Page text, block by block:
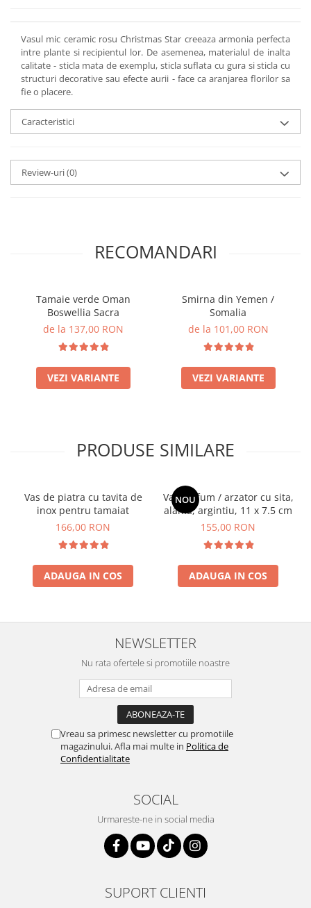
Vasul mic ceramic rosu Christmas Star creeaza armonia perfecta
intre plante si recipientul lor. De asemenea, materialul de inalta
calitate - sticla mata de exemplu, sticla suflata cu gura si sticla cu
structuri decorative sau efecte aurii - face ca aranjarea florilor sa
fie o placere.
Caracteristici
Review-uri(0)
RECOMANDARI
Tamaie verde Oman
Boswellia Sacra
de la 137,00 RON
VEZI VARIANTE
Smirna din Yemen /
Somalia
de la 101,00 RON
VEZI VARIANTE
PRODUSE SIMILARE
Vas de piatra cu tavita de
inox pentru tamaiat
166,00 RON
ADAUGA IN COS
NOU
Vas de fum / arzator cu sita,
alama, argintiu, 11 x 7.5 cm
155,00 RON
ADAUGA IN COS
NEWSLETTER
Nu rata ofertele si promotiile noastre
Vreau sa primesc newsletter cu promotiile
magazinului. Afla mai multe in Politica de
Confidentialitate
SOCIAL
Urmareste-ne in social media
SUPORT CLIENTI